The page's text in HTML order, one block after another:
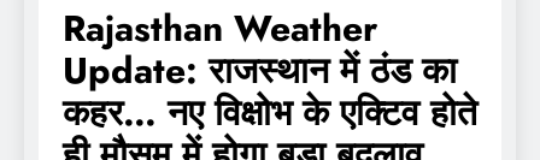
Rajasthan Weather
Update: राजस्थान में ठंड का
कहर… नए विक्षोभ के एक्टिव होते